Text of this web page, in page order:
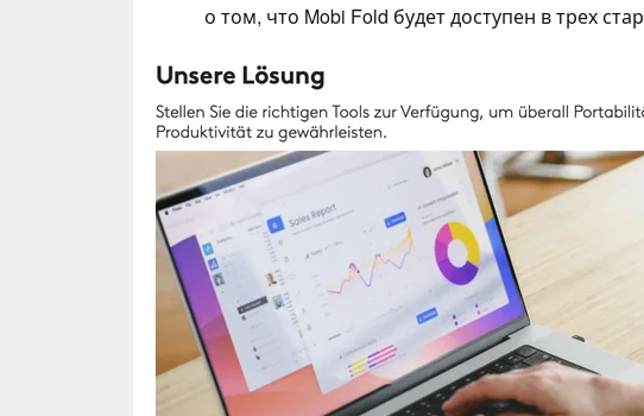
о том, что Mobi Fold будет доступен в трех